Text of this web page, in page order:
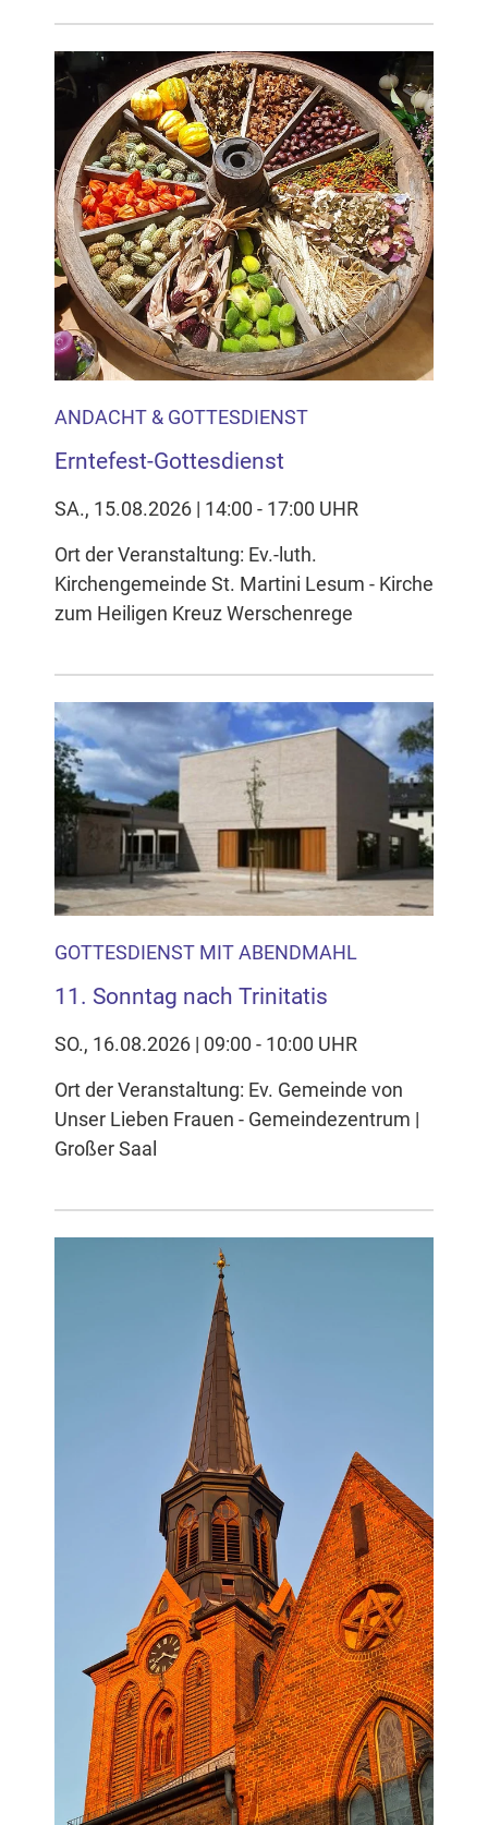
ANDACHT & GOTTESDIENST
Erntefest-Gottesdienst
SA., 15.08.2026 | 14:00 - 17:00 UHR
Ort der Veranstaltung: Ev.-luth.
Kirchengemeinde St. Martini Lesum - Kirche
zum Heiligen Kreuz Werschenrege
GOTTESDIENST MIT ABENDMAHL
11. Sonntag nach Trinitatis
SO., 16.08.2026 | 09:00 - 10:00 UHR
Ort der Veranstaltung: Ev. Gemeinde von
Unser Lieben Frauen - Gemeindezentrum |
Großer Saal